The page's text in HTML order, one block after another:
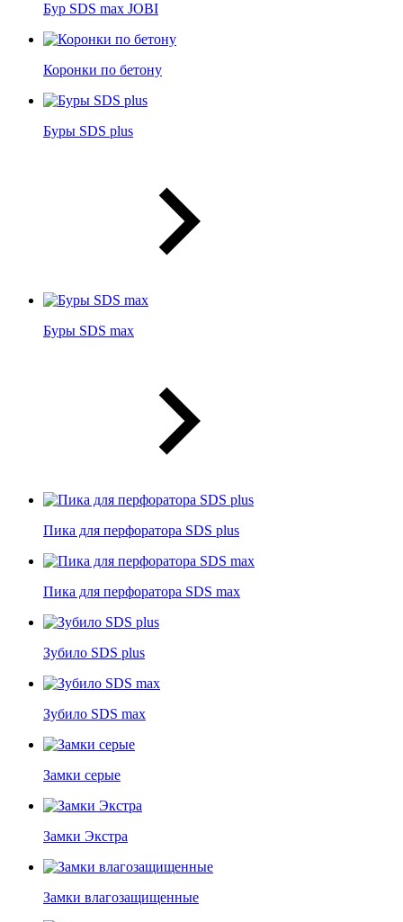
Бур SDS max JOBI
Коронки по бетону
Буры SDS plus
Буры SDS max
Пика для перфоратора SDS plus
Пика для перфоратора SDS max
Зубило SDS plus
Зубило SDS max
Замки серые
Замки Экстра
Замки влагозащищенные